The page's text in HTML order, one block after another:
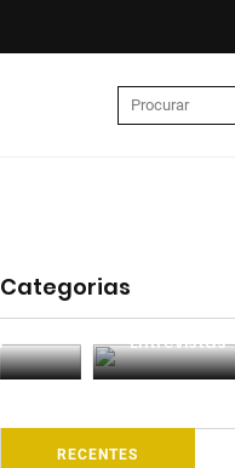
Categorias
Entrevistas
RECENTES